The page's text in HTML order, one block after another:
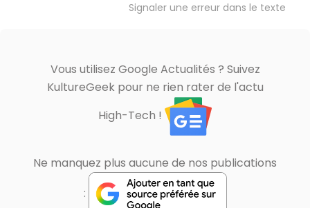
Signaler une erreur dans le texte
Vous utilisez Google Actualités ? Suivez
KultureGeek pour ne rien rater de l'actu
High-Tech !
Ne manquez plus aucune de nos publications
: